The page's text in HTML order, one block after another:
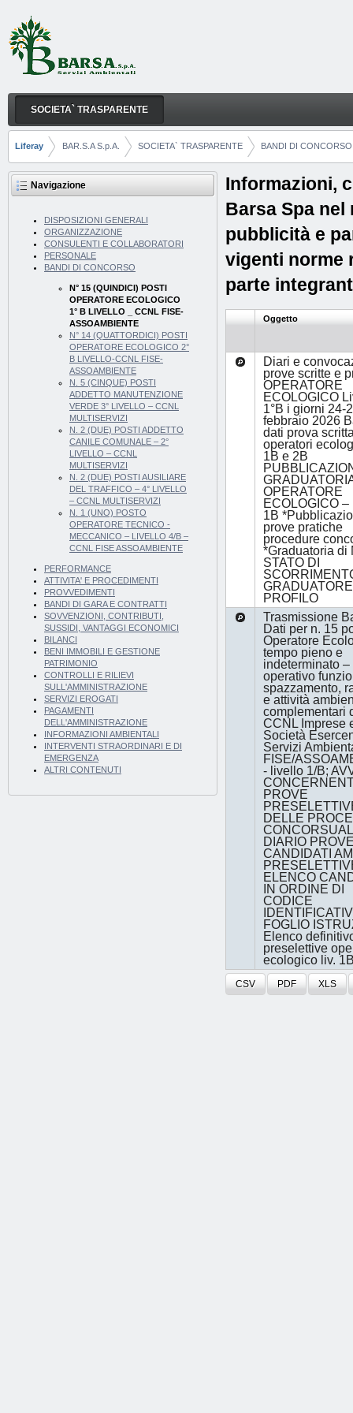
Salta al contenuto
N° 15 (QUINDICI) POSTI OPERATORE
Navigazione
SOCIETA` TRASPARENTE
Breadcrumb
Liferay BAR.S.A S.p.A. SOCIETA` TRASPARENTE BANDI DI CONCORSO
Navigazione
DISPOSIZIONI GENERALI
ORGANIZZAZIONE
CONSULENTI E COLLABORATORI
PERSONALE
BANDI DI CONCORSO
N° 15 (QUINDICI) POSTI
OPERATORE ECOLOGICO
1° B LIVELLO _ CCNL FISE-
ASSOAMBIENTE
N° 14 (QUATTORDICI) POSTI
OPERATORE ECOLOGICO 2°
B LIVELLO-CCNL FISE-
ASSOAMBIENTE
N. 5 (CINQUE) POSTI
ADDETTO MANUTENZIONE
VERDE 3° LIVELLO – CCNL
MULTISERVIZI
N. 2 (DUE) POSTI ADDETTO
CANILE COMUNALE – 2°
LIVELLO – CCNL
MULTISERVIZI
N. 2 (DUE) POSTI AUSILIARE
DEL TRAFFICO – 4° LIVELLO
– CCNL MULTISERVIZI
N. 1 (UNO) POSTO
OPERATORE TECNICO -
MECCANICO – LIVELLO 4/B –
CCNL FISE ASSOAMBIENTE
PERFORMANCE
ATTIVITA' E PROCEDIMENTI
PROVVEDIMENTI
BANDI DI GARA E CONTRATTI
SOVVENZIONI, CONTRIBUTI,
SUSSIDI, VANTAGGI ECONOMICI
BILANCI
BENI IMMOBILI E GESTIONE
PATRIMONIO
CONTROLLI E RILIEVI
SULL'AMMINISTRAZIONE
SERVIZI EROGATI
PAGAMENTI
DELL'AMMINISTRAZIONE
INFORMAZIONI AMBIENTALI
INTERVENTI STRAORDINARI E DI
EMERGENZA
ALTRI CONTENUTI
Informazioni,
Barsa Spa
pubblicità e
vigenti norme
parte
Oggetto
Diari e
prove scritte e
OPERATORE
ECOLOGICO
1°B i giorni 24-
febbraio 2026
dati prova
operatori
1B e 2B
OPERATORE
ECOLOGICO
1B
prove pratiche
procedure
*Graduatoria di
STATO DI
PROFILO
Trasmissione
Dati per n. 15
Operatore
tempo pieno e
indeterminato –
operativo
spazzamento,
e attività
complementari
CCNL Imprese
Società
Servizi
FISE/
- livello 1/B;
PROVE
DELLE
DIARIO
CANDIDATI
ELENCO
IN ORDINE DI
CODICE
FOGLIO
Elenco
preselettive
ecologico liv.
CSV PDF XLS